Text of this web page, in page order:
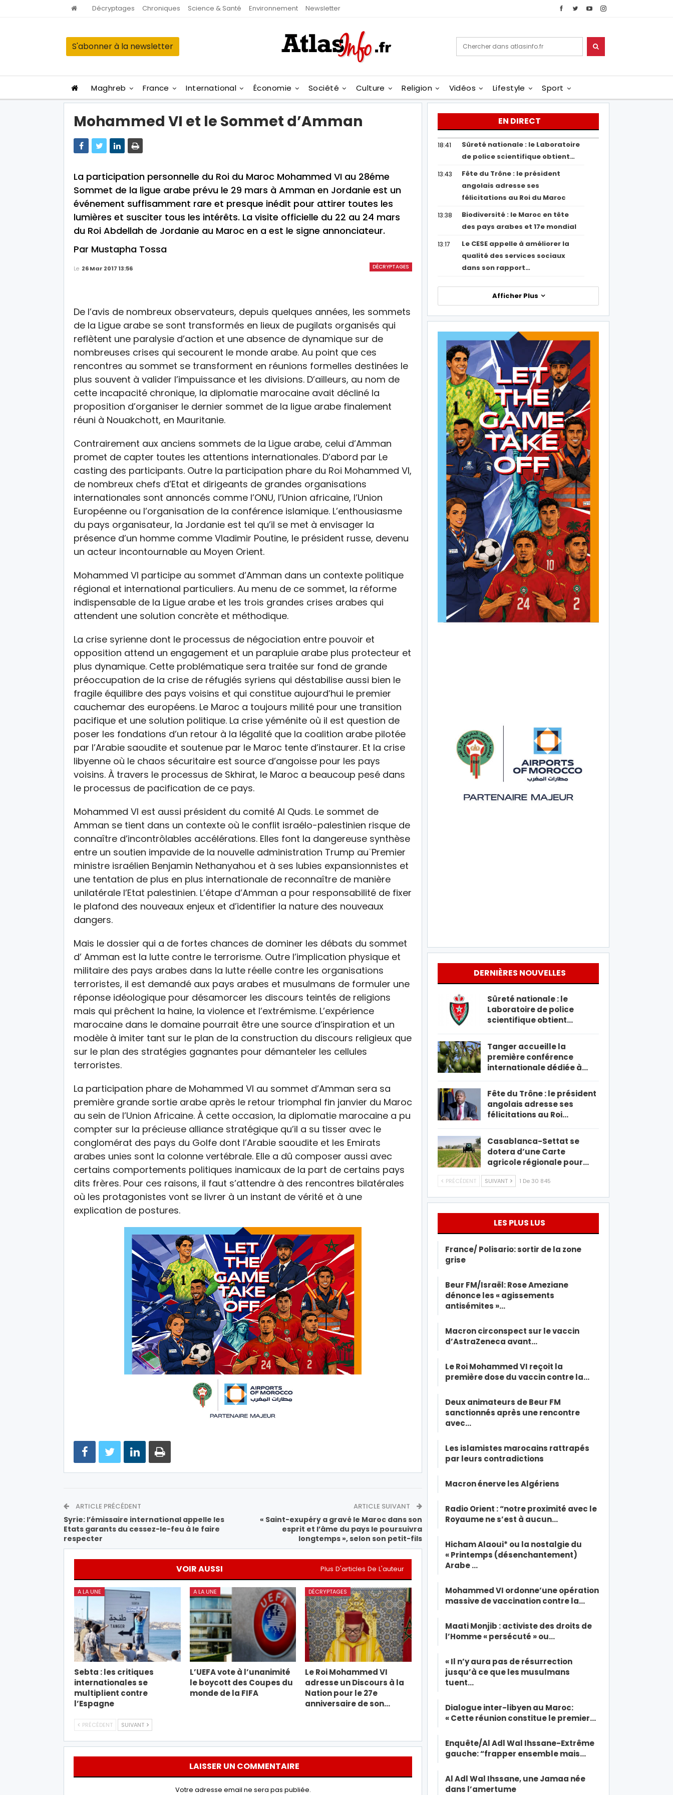
Décryptages Chroniques Science & Santé Environnement Newsletter
S'abonner à la newsletter
Maghreb France International Économie Société Culture Religion Vidéos Lifestyle Sport
Mohammed VI et le Sommet d’Amman
La participation personnelle du Roi du Maroc Mohammed VI au 28éme
Sommet de la ligue arabe prévu le 29 mars à Amman en Jordanie est un
événement suffisamment rare et presque inédit pour attirer toutes les
lumières et susciter tous les intérêts. La visite officielle du 22 au 24 mars
du Roi Abdellah de Jordanie au Maroc en a est le signe annonciateur.
Par Mustapha Tossa
DÉCRYPTAGES
Le 26 Mar 2017 13:56
De l’avis de nombreux observateurs, depuis quelques années, les sommets
de la Ligue arabe se sont transformés en lieux de pugilats organisés qui
reflètent une paralysie d’action et une absence de dynamique sur de
nombreuses crises qui secourent le monde arabe. Au point que ces
rencontres au sommet se transforment en réunions formelles destinées le
plus souvent à valider l’impuissance et les divisions. D’ailleurs, au nom de
cette incapacité chronique, la diplomatie marocaine avait décliné la
proposition d’organiser le dernier sommet de la ligue arabe finalement
réuni à Nouakchott, en Mauritanie.
Contrairement aux anciens sommets de la Ligue arabe, celui d’Amman
promet de capter toutes les attentions internationales. D’abord par Le
casting des participants. Outre la participation phare du Roi Mohammed VI,
de nombreux chefs d’Etat et dirigeants de grandes organisations
internationales sont annoncés comme l’ONU, l’Union africaine, l’Union
Européenne ou l’organisation de la conférence islamique. L’enthousiasme
du pays organisateur, la Jordanie est tel qu’il se met à envisager la
présence d’un homme comme Vladimir Poutine, le président russe, devenu
un acteur incontournable au Moyen Orient.
Mohammed VI participe au sommet d’Amman dans un contexte politique
régional et international particuliers. Au menu de ce sommet, la réforme
indispensable de la Ligue arabe et les trois grandes crises arabes qui
attendent une solution concrète et méthodique.
La crise syrienne dont le processus de négociation entre pouvoir et
opposition attend un engagement et un parapluie arabe plus protecteur et
plus dynamique. Cette problématique sera traitée sur fond de grande
préoccupation de la crise de réfugiés syriens qui déstabilise aussi bien le
fragile équilibre des pays voisins et qui constitue aujourd’hui le premier
cauchemar des européens. Le Maroc a toujours milité pour une transition
pacifique et une solution politique. La crise yéménite où il est question de
poser les fondations d’un retour à la légalité que la coalition arabe pilotée
par l’Arabie saoudite et soutenue par le Maroc tente d’instaurer. Et la crise
libyenne où le chaos sécuritaire est source d’angoisse pour les pays
voisins. À travers le processus de Skhirat, le Maroc a beaucoup pesé dans
le processus de pacification de ce pays.
Mohammed VI est aussi président du comité Al Quds. Le sommet de
Amman se tient dans un contexte où le conflit israélo-palestinien risque de
connaître d’incontrôlables accélérations. Elles font la dangereuse synthèse
entre un soutien impavide de la nouvelle administration Trump au¨Premier
ministre israélien Benjamin Nethanyahou et à ses lubies expansionnistes et
une tentation de plus en plus internationale de reconnaître de manière
unilatérale l’Etat palestinien. L’étape d’Amman a pour responsabilité de fixer
le plafond des nouveaux enjeux et d’identifier la nature des nouveaux
dangers.
Mais le dossier qui a de fortes chances de dominer les débats du sommet
d’ Amman est la lutte contre le terrorisme. Outre l’implication physique et
militaire des pays arabes dans la lutte réelle contre les organisations
terroristes, il est demandé aux pays arabes et musulmans de formuler une
réponse idéologique pour désamorcer les discours teintés de religions
mais qui prêchent la haine, la violence et l’extrémisme. L’expérience
marocaine dans le domaine pourrait être une source d’inspiration et un
modèle à imiter tant sur le plan de la construction du discours religieux que
sur le plan des stratégies gagnantes pour démanteler les cellules
terroristes.
La participation phare de Mohammed VI au sommet d’Amman sera sa
première grande sortie arabe après le retour triomphal fin janvier du Maroc
au sein de l’Union Africaine. À cette occasion, la diplomatie marocaine a pu
compter sur la précieuse alliance stratégique qu’il a su tisser avec le
conglomérat des pays du Golfe dont l’Arabie saoudite et les Emirats
arabes unies sont la colonne vertébrale. Elle a dû composer aussi avec
certains comportements politiques inamicaux de la part de certains pays
dits frères. Pour ces raisons, il faut s’attendre à des rencontres bilatérales
où les protagonistes vont se livrer à un instant de vérité et à une
explication de postures.
ARTICLE PRÉCÉDENT
Syrie: l’émissaire international appelle les
Etats garants du cessez-le-feu à le faire
respecter
ARTICLE SUIVANT
« Saint-exupéry a gravé le Maroc dans son
esprit et l’âme du pays le poursuivra
longtemps », selon son petit-fils
VOIR AUSSI Plus D'articles De L'auteur
A LA UNE
Sebta : les critiques
internationales se
multiplient contre
l’Espagne
A LA UNE
L’UEFA vote à l’unanimité
le boycott des Coupes du
monde de la FIFA
DÉCRYPTAGES
Le Roi Mohammed VI
adresse un Discours à la
Nation pour le 27e
anniversaire de son…
PRÉCÉDENT SUIVANT
LAISSER UN COMMENTAIRE
Votre adresse email ne sera pas publiée.
EN DIRECT
18:41
Sûreté nationale : le Laboratoire
de police scientifique obtient…
13:43
Fête du Trône : le président
angolais adresse ses
félicitations au Roi du Maroc
13:38
Biodiversité : le Maroc en tête
des pays arabes et 17e mondial
13:17
Le CESE appelle à améliorer la
qualité des services sociaux
dans son rapport…
Afficher Plus
DERNIÈRES NOUVELLES
Sûreté nationale : le
Laboratoire de police
scientifique obtient…
Tanger accueille la
première conférence
internationale dédiée à…
Fête du Trône : le président
angolais adresse ses
félicitations au Roi…
Casablanca-Settat se
dotera d’une Carte
agricole régionale pour…
PRÉCÉDENT SUIVANT 1 De 30 845
LES PLUS LUS
France/ Polisario: sortir de la zone
grise
Beur FM/Israël: Rose Ameziane
dénonce les « agissements
antisémites »…
Macron circonspect sur le vaccin
d’AstraZeneca avant…
Le Roi Mohammed VI reçoit la
première dose du vaccin contre la…
Deux animateurs de Beur FM
sanctionnés après une rencontre
avec…
Les islamistes marocains rattrapés
par leurs contradictions
Macron énerve les Algériens
Radio Orient : “notre proximité avec le
Royaume ne s’est à aucun…
Hicham Alaoui* ou la nostalgie du
« Printemps (désenchantement)
Arabe …
Mohammed VI ordonne’une opération
massive de vaccination contre la…
Maati Monjib : activiste des droits de
l’Homme « persécuté » ou…
« Il n’y aura pas de résurrection
jusqu’à ce que les musulmans
tuent…
Dialogue inter-libyen au Maroc:
« Cette réunion constitue le premier…
Enquête/Al Adl Wal Ihssane-Extrême
gauche: “frapper ensemble mais…
Al Adl Wal Ihssane, une Jamaa née
dans l’amertume